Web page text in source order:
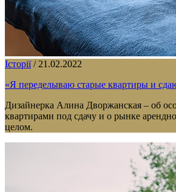
Історії / 21.02.2022
«Я переделываю старые квартиры и
Дизайнерка Алина Дворжанская – об
квартирами под сдачу и о рынке
целом.